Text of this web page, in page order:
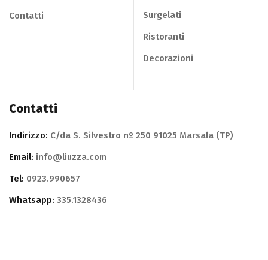
Contatti
Surgelati
Ristoranti
Decorazioni
Contatti
Indirizzo: C/da S. Silvestro nº 250 91025 Marsala (TP)
Email: info@liuzza.com
Tel: 0923.990657
Whatsapp: 335.1328436